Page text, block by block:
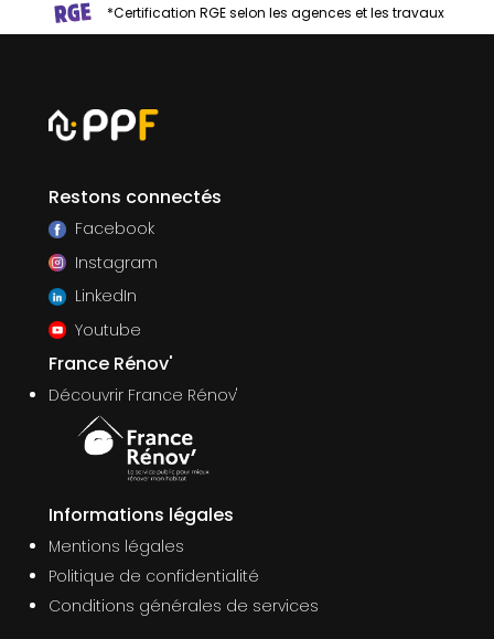
*Certification RGE selon les agences et les travaux
Restons connectés
Facebook
Instagram
LinkedIn
Youtube
France Rénov'
Découvrir France Rénov'
Informations légales
Mentions légales
Politique de confidentialité
Conditions générales de services